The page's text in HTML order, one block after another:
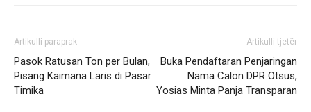
Artikulli paraprak
Pasok Ratusan Ton per Bulan,
Pisang Kaimana Laris di Pasar
Timika
Artikulli tjetër
Buka Pendaftaran Penjaringan
Nama Calon DPR Otsus,
Yosias Minta Panja Transparan